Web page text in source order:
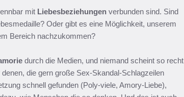
mit Liebesbeziehungenverbunden sind. Sind
Oder gibt es eine Möglichkeit, unserem
Bereich nachzukommen?
durch die Medien, und niemand scheint so recht
die gern große Sex-Skandal-Schlagzeilen
schnell gefunden (Poly-viele, Amory-Liebe),